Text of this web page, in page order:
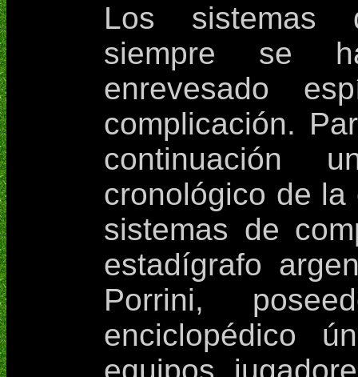
Los sistemas
siempre se
enrevesado
complicación.
continuación
cronológico de
sistemas de
estadígrafo
Porrini,
enciclopédico